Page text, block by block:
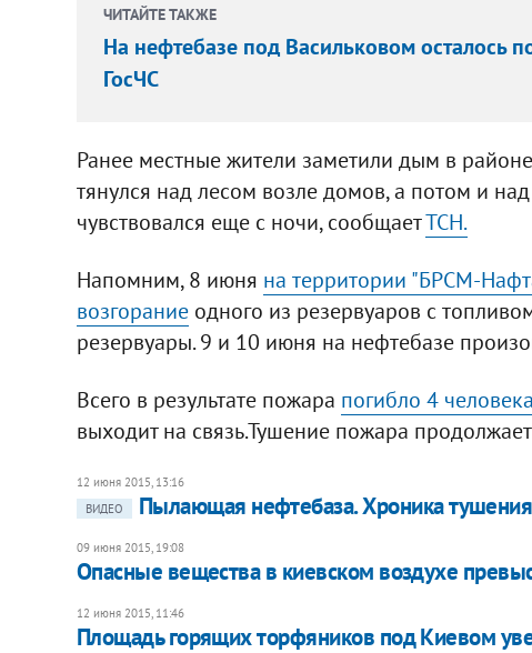
ЧИТАЙТЕ ТАКЖЕ
На нефтебазе под Васильковом осталось
ГосЧС
Ранее местные жители заметили дым в
тянулся над лесом возле домов, а потом и
чувствовался еще с ночи, сообщаетТСН.
Напомним, 8 июня на территории "БРСМ-
возгораниеодного из резервуаров с
резервуары. 9 и 10 июня на нефтебазе
Всего в результате пожара погибло 4
выходит на связь.Тушение пожара
12 июня 2015, 13:16
ВИДЕО
Пылающая нефтебаза. Хроника тушения
09 июня 2015, 19:08
Опасные вещества в киевском воздухе
12 июня 2015, 11:46
Площадь горящих торфяников под Киевом